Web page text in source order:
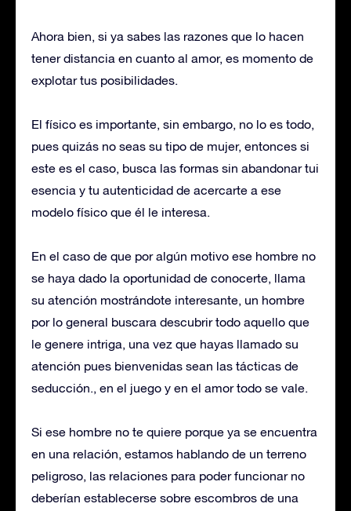
Ahora bien, si ya sabes las razones que lo hacen
tener distancia en cuanto al amor, es momento de
explotar tus posibilidades.
El físico es importante, sin embargo, no lo es todo,
pues quizás no seas su tipo de mujer, entonces si
este es el caso, busca las formas sin abandonar tui
esencia y tu autenticidad de acercarte a ese
modelo físico que él le interesa.
En el caso de que por algún motivo ese hombre no
se haya dado la oportunidad de conocerte, llama
su atención mostrándote interesante, un hombre
por lo general buscara descubrir todo aquello que
le genere intriga, una vez que hayas llamado su
atención pues bienvenidas sean las tácticas de
seducción., en el juego y en el amor todo se vale.
Si ese hombre no te quiere porque ya se encuentra
en una relación, estamos hablando de un terreno
peligroso, las relaciones para poder funcionar no
deberían establecerse sobre escombros de una